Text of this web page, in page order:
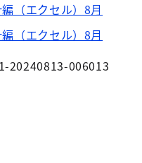
（エクセル）8月
（エクセル）8月
20240813-006013